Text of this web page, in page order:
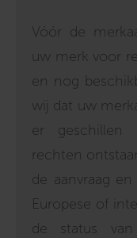
Vóór de
uw merk voor
en nog
wij dat uw
er geschillen
rechten
de aanvraag
Europese of
de status